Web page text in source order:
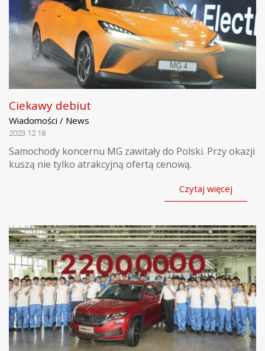
Ciekawy debiut
Wiadomości / News
2023.12.18
Samochody koncernu MG zawitały do Polski. Przy okazji
kuszą nie tylko atrakcyjną ofertą cenową.
Czytaj więcej